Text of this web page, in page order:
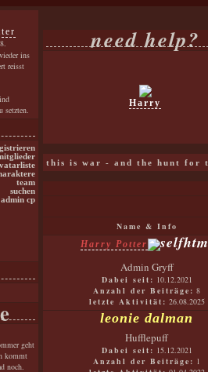
ins
reisst
setzten.
team
suchen
admin cp
geht
kommt
noch.
need help?
Harry
this is war - and the hunt for
Name & Info
Harry Potter
Admin Gryff
Dabei seit: 10.12.2021
Anzahl der Beiträge: 8
letzte Aktivität: 26.08.2025
leonie dalman
Hufflepuff
Dabei seit: 15.12.2021
Anzahl der Beiträge: 1